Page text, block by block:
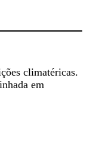
climatéricas.
em